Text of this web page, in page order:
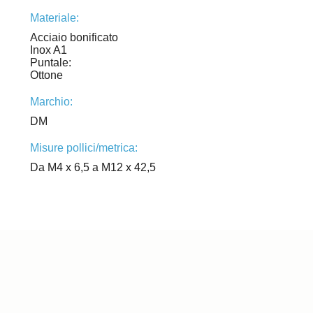
Materiale:
Acciaio bonificato
Inox A1
Puntale:
Ottone
Marchio:
DM
Misure pollici/metrica:
Da M4 x 6,5 a M12 x 42,5